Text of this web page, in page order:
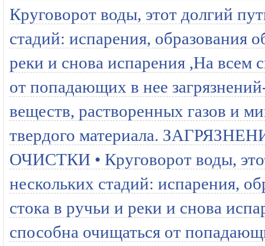
Круговорот воды, этот долгий
стадий: испарения, образования
реки и снова испарения ,На всем
от попадающих в нее
веществ, растворенных газов и
твердого материала.
ОЧИСТКИ • Круговорот воды,
нескольких стадий: испарения,
стока в ручьи и реки и снова
способна очищаться от